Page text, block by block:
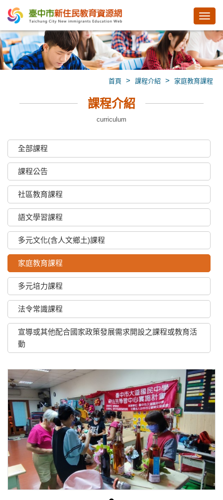
首頁 > 課程介紹 > 家庭教育課程
課程介紹
curriculum
全部課程
課程公告
社區教育課程
語文學習課程
多元文化(含人文鄉土)課程
家庭教育課程
多元培力課程
法令常識課程
宣導或其他配合國家政策發展需求開設之課程或教育活
動